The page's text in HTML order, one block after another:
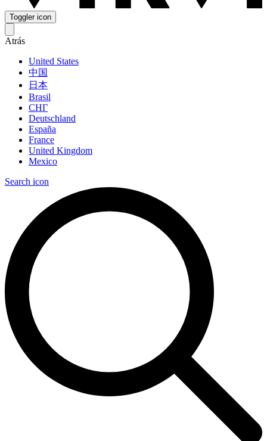
Toggler icon
Atrás
United States
中国
日本
Brasil
СНГ
Deutschland
España
France
United Kingdom
Mexico
Search icon